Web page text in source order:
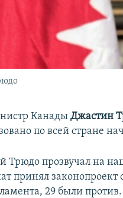
КанадыДжастин
по всей стране
Трюдо прозвучал на
принял
29 были против.